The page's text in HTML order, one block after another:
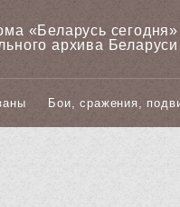
«‎Беларусь сегодня»
архива Беларуси
Бои, сражения,